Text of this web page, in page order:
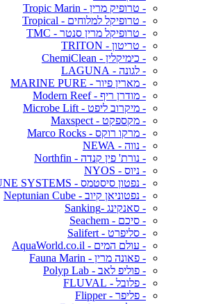
- טרופיק מרין - Tropic Marin
- טרופיקל למלוחים - Tropical
- טרופיקל מרין סנטר - TMC
- טריטון - TRITON
- כימיקלין - ChemiClean
- לגונה - LAGUNA
- מארין פיור - MARINE PURE
- מודרן ריף - Modern Reef
- מיקרוב ליפט - Microbe Lift
- מקספקט - Maxspect
- מרקו רוקס - Marco Rocks
- נווה - NEWA
- נורת' פין קנדה - Northfin
- ניוס - NYOS
- נפטון סיסטמס - NEPTUNE SYSTEMS
- נפטוניאן קיוב - Neptunian Cube
- סאנקינג -Sanking
- סיכם - Seachem
- סליפרט - Salifert
- עולם המים - AquaWorld.co.il
- פאונה מרין - Fauna Marin
- פוליפ לאב - Polyp Lab
- פלובל - FLUVAL
- פליפר - Flipper